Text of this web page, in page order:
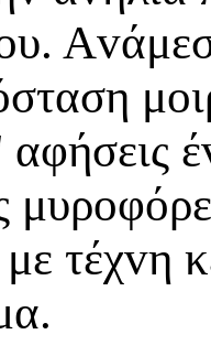
αφήσεις
με